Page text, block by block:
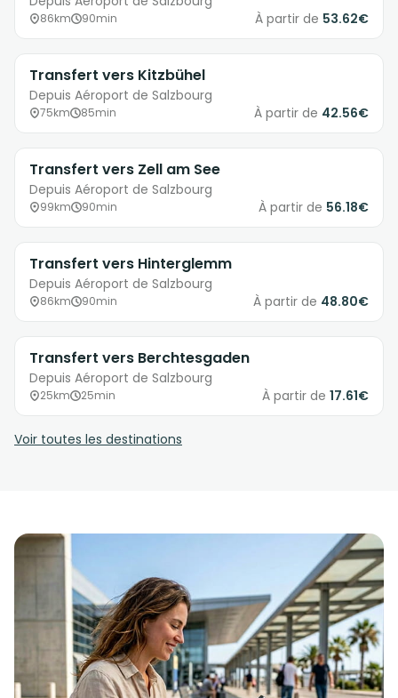
86km 90min À partir de 53.62€
Transfert vers Kitzbühel
Depuis Aéroport de Salzbourg
75km 85min À partir de 42.56€
Transfert vers Zell am See
Depuis Aéroport de Salzbourg
99km 90min À partir de 56.18€
Transfert vers Hinterglemm
Depuis Aéroport de Salzbourg
86km 90min À partir de 48.80€
Transfert vers Berchtesgaden
Depuis Aéroport de Salzbourg
25km 25min À partir de 17.61€
Voir toutes les destinations